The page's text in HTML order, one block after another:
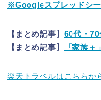
※Googleスプレッドシー
【まとめ記事】 60代・70
【まとめ記事】
「家族＋
楽天トラベルはこちらか